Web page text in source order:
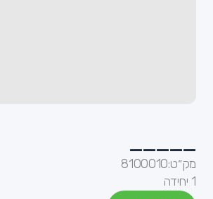
_____
מק״ט:8100010
1 יחידה